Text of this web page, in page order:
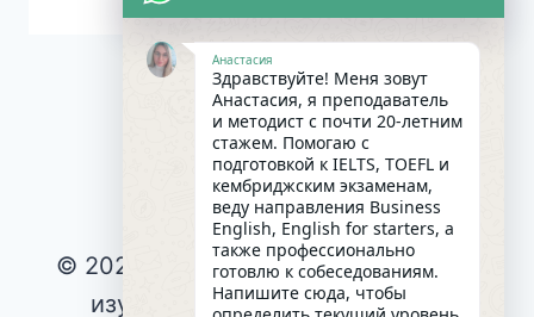
© 2026 Интересное и эффективное
изучение английского языка |
Анастасия
Здравствуйте! Меня зовут
Анастасия, я преподаватель
и методист с почти 20-летним
стажем. Помогаю с
подготовкой к IELTS, TOEFL и
кембриджским экзаменам,
веду направления Business
English, English for starters, а
также профессионально
готовлю к собеседованиям.
Напишите сюда, чтобы